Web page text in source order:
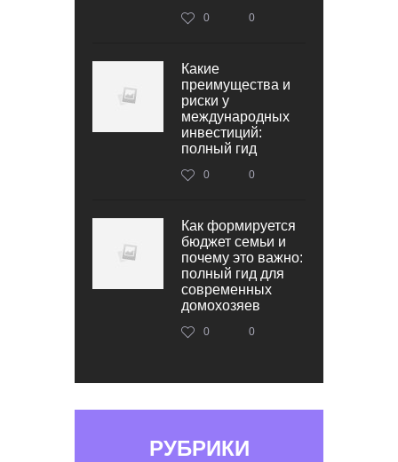
0 0
Какие
преимущества и
риски у
международных
инвестиций:
полный гид
0 0
Как формируется
бюджет семьи и
почему это важно:
полный гид для
современных
домохозяев
0 0
РУБРИКИ